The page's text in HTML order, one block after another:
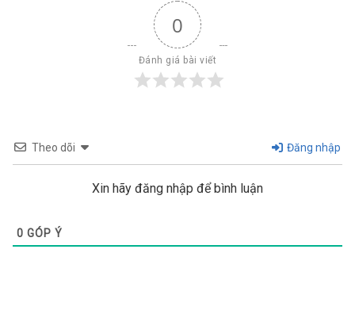
0
Đánh giá bài viết
Theo dõi Đăng nhập
Xin hãy đăng nhập để bình luận
0 GÓP Ý